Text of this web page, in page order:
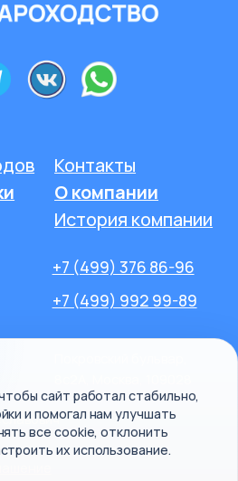
сайт работал стабильно,
и помогал нам улучшать
все cookie, отклонить
их использование.